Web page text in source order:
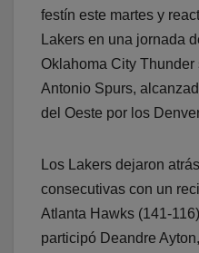
festín este martes y
Lakers en una jornada
Oklahoma City
Antonio Spurs,
del Oeste por los
Los Lakers dejaron
consecutivas con un
Atlanta Hawks (141-
participó Deandre